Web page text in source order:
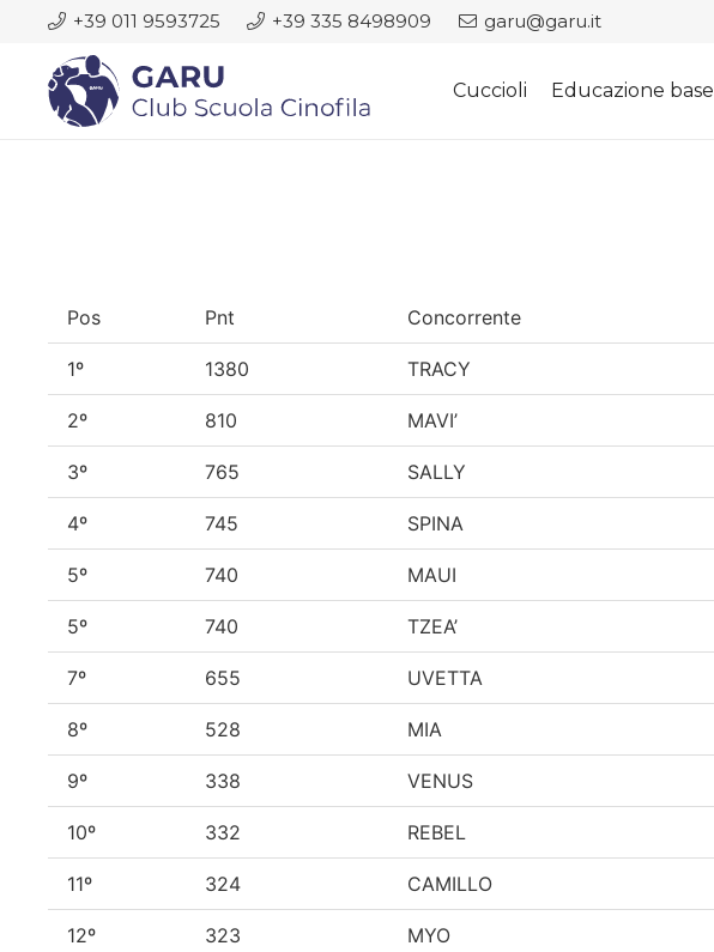
+39 011 9593725 +39 335 8498909 garu@garu.it
Cuccioli Educazione base
Pos Pnt Concorrente
1º 1380 TRACY
2º 810 MAVI’
3º 765 SALLY
4º 745 SPINA
5º 740 MAUI
5º 740 TZEA’
7º 655 UVETTA
8º 528 MIA
9º 338 VENUS
10º 332 REBEL
11º 324 CAMILLO
12º 323 MYO